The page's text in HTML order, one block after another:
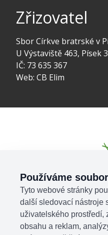
Zřizovatel
Sbor Církve bratrské v
U Výstaviště 463, Písek
IČ: 73 635 367
Web: CB Elim
Používáme
Tyto webové stránky
další sledovací nástroje
uživatelského prostředí,
obsahu a reklam,